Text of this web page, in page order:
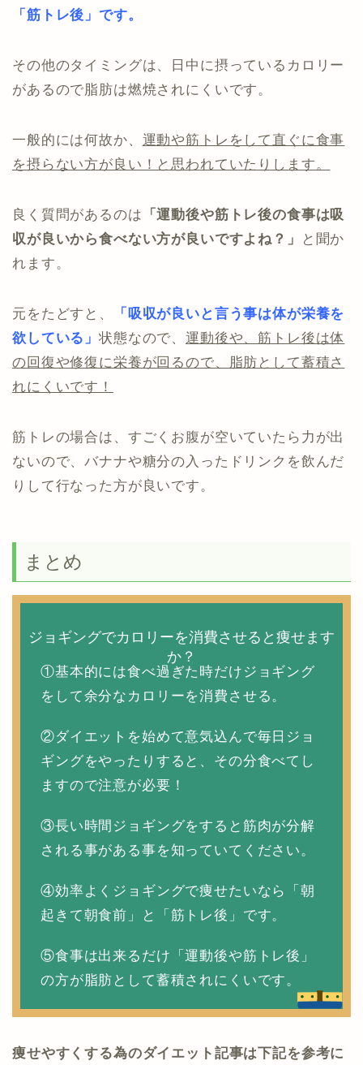
「筋トレ後」です。
その他のタイミングは、日中に摂っているカロリー
があるので脂肪は燃焼されにくいです。
一般的には何故か、 運動や筋トレをして直ぐに食事
を摂らない方が良い！と思われていたりします。
良く質問があるのは 「運動後や筋トレ後の食事は吸
収が良いから食べない方が良いですよね？」
と聞か
れます。
元をたどすと、
「吸収が良いと言う事は体が栄養を
欲している」状態なので、運動後や、筋トレ後は体
の回復や修復に栄養が回るので、脂肪として蓄積さ
れにくいです！
筋トレの場合は、すごくお腹が空いていたら力が出
ないので、バナナや糖分の入ったドリンクを飲んだ
りして行なった方が良いです。
まとめ
ジョギングでカロリーを消費させると痩せます
か？
①基本的には食べ過ぎた時だけジョギング
をして余分なカロリーを消費させる。
②ダイエットを始めて意気込んで毎日ジョ
ギングをやったりすると、その分食べてし
ますので注意が必要！
③長い時間ジョギングをすると筋肉が分解
される事がある事を知っていてください。
④効率よくジョギングで痩せたいなら「朝
起きて朝食前」と「筋トレ後」です。
⑤食事は出来るだけ「運動後や筋トレ後」
の方が脂肪として蓄積されにくいです。
痩せやすくする為のダイエット記事は下記を参考に